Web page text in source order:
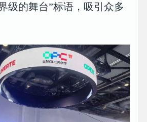
级的舞台”标语，吸引众多